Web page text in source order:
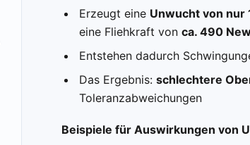
Erzeugt eine Unwucht von nur
eine Fliehkraft von ca. 490
Entstehen dadurch
Das Ergebnis: schlechtere
Toleranzabweichungen
Beispiele für Auswirkungen von